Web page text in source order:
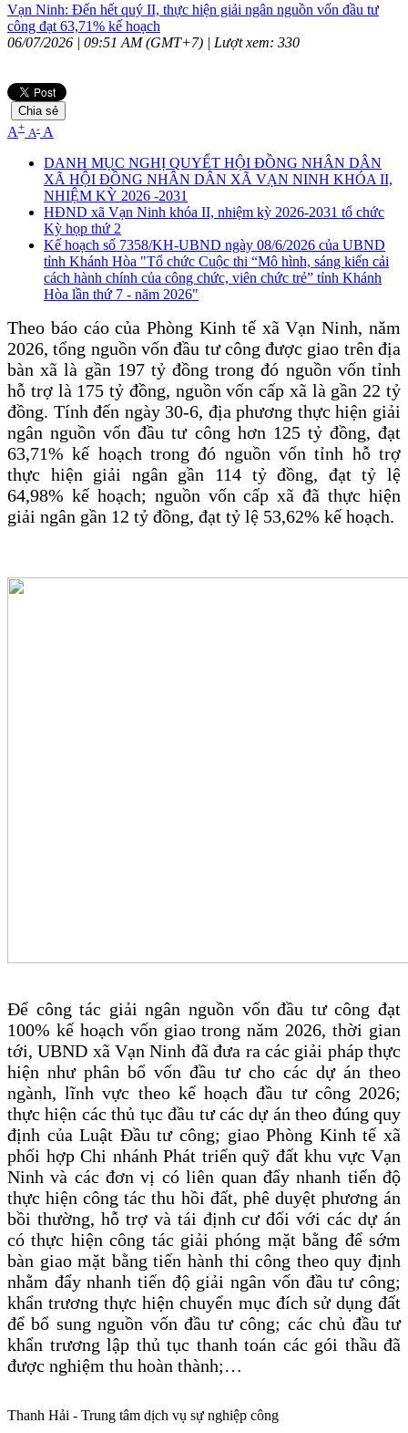
Vạn Ninh: Đến hết quý II, thực hiện giải ngân nguồn vốn đầu tư
công đạt 63,71% kế hoạch
06/07/2026 | 09:51 AM (GMT+7) | Lượt xem: 330
Chia sẻ
A+ A- A
DANH MỤC NGHỊ QUYẾT HỘI ĐỒNG NHÂN DÂN
XÃ HỘI ĐỒNG NHÂN DÂN XÃ VẠN NINH KHÓA II,
NHIỆM KỲ 2026 -2031
HĐND xã Vạn Ninh khóa II, nhiệm kỳ 2026-2031 tổ chức
Kỳ họp thứ 2
Kế hoạch số 7358/KH-UBND ngày 08/6/2026 của UBND
tỉnh Khánh Hòa "Tổ chức Cuộc thi “Mô hình, sáng kiến cải
cách hành chính của công chức, viên chức trẻ” tỉnh Khánh
Hòa lần thứ 7 - năm 2026"
Theo báo cáo của Phòng Kinh tế xã Vạn Ninh, năm
2026, tổng nguồn vốn đầu tư công được giao trên địa
bàn xã là gần 197 tỷ đồng trong đó nguồn vốn tỉnh
hỗ trợ là 175 tỷ đồng, nguồn vốn cấp xã là gần 22 tỷ
đồng. Tính đến ngày 30-6, địa phương thực hiện giải
ngân nguồn vốn đầu tư công hơn 125 tỷ đồng, đạt
63,71% kế hoạch trong đó nguồn vốn tỉnh hỗ trợ
thực hiện giải ngân gần 114 tỷ đồng, đạt tỷ lệ
64,98% kế hoạch; nguồn vốn cấp xã đã thực hiện
giải ngân gần 12 tỷ đồng, đạt tỷ lệ 53,62% kế hoạch.
Để công tác giải ngân nguồn vốn đầu tư công đạt
100% kế hoạch vốn giao trong năm 2026, thời gian
tới, UBND xã Vạn Ninh đã đưa ra các giải pháp thực
hiện như phân bổ vốn đầu tư cho các dự án theo
ngành, lĩnh vực theo kế hoạch đầu tư công 2026;
thực hiện các thủ tục đầu tư các dự án theo đúng quy
định của Luật Đầu tư công; giao Phòng Kinh tế xã
phối hợp Chi nhánh Phát triển quỹ đất khu vực Vạn
Ninh và các đơn vị có liên quan đẩy nhanh tiến độ
thực hiện công tác thu hồi đất, phê duyệt phương án
bồi thường, hỗ trợ và tái định cư đối với các dự án
có thực hiện công tác giải phóng mặt bằng để sớm
bàn giao mặt bằng tiến hành thi công theo quy định
nhằm đẩy nhanh tiến độ giải ngân vốn đầu tư công;
khẩn trương thực hiện chuyển mục đích sử dụng đất
để bổ sung nguồn vốn đầu tư công; các chủ đầu tư
khẩn trương lập thủ tục thanh toán các gói thầu đã
được nghiệm thu hoàn thành;…
Thanh Hải - Trung tâm dịch vụ sự nghiệp công